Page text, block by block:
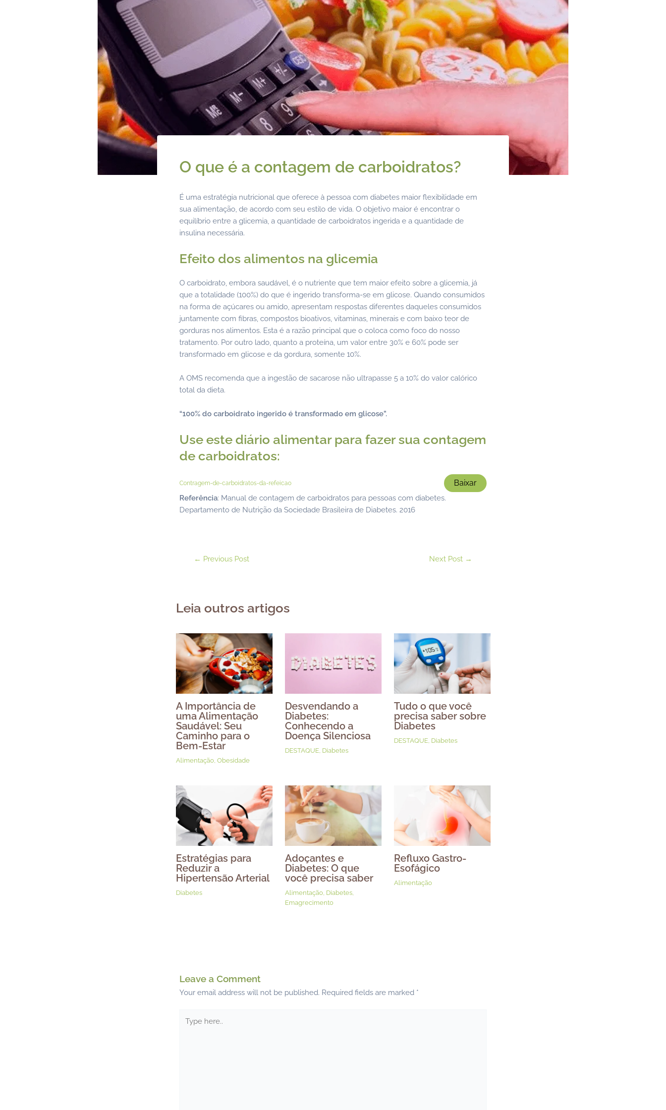
O que é a contagem de carboidratos?
É uma estratégia nutricional que oferece à pessoa com diabetes maior flexibilidade em
sua alimentação, de acordo com seu estilo de vida. O objetivo maior é encontrar o
equilíbrio entre a glicemia, a quantidade de carboidratos ingerida e a quantidade de
insulina necessária.
Efeito dos alimentos na glicemia
O carboidrato, embora saudável, é o nutriente que tem maior efeito sobre a glicemia, já
que a totalidade (100%) do que é ingerido transforma-se em glicose. Quando consumidos
na forma de açúcares ou amido, apresentam respostas diferentes daqueles consumidos
juntamente com fibras, compostos bioativos, vitaminas, minerais e com baixo teor de
gorduras nos alimentos. Esta é a razão principal que o coloca como foco do nosso
tratamento. Por outro lado, quanto a proteína, um valor entre 30% e 60% pode ser
transformado em glicose e da gordura, somente 10%.
A OMS recomenda que a ingestão de sacarose não ultrapasse 5 a 10% do valor calórico
total da dieta.
“100% do carboidrato ingerido é transformado em glicose”.
Use este diário alimentar para fazer sua contagem
de carboidratos:
Contragem-de-carboidratos-da-refeicao Baixar
Referência: Manual de contagem de carboidratos para pessoas com diabetes.
Departamento de Nutrição da Sociedade Brasileira de Diabetes. 2016
← Previous Post Next Post →
Leia outros artigos
A Importância de
uma Alimentação
Saudável: Seu
Caminho para o
Bem-Estar
Alimentação, Obesidade
Desvendando a
Diabetes:
Conhecendo a
Doença Silenciosa
DESTAQUE, Diabetes
Tudo o que você
precisa saber sobre
Diabetes
DESTAQUE, Diabetes
Estratégias para
Reduzir a
Hipertensão Arterial
Diabetes
Adoçantes e
Diabetes: O que
você precisa saber
Alimentação, Diabetes,
Emagrecimento
Refluxo Gastro-
Esofágico
Alimentação
Leave a Comment
Your email address will not be published. Required fields are marked *
here..